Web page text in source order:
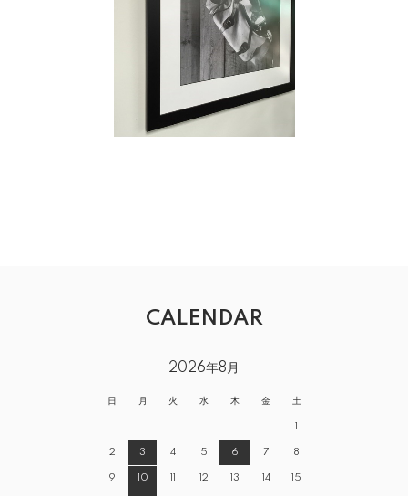
CALENDAR
2026年8月
日 月 火 水 木 金 土
1
2 3 4 5 6 7 8
9 10 11 12 13 14 15